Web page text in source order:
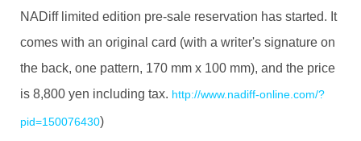
NADiff limited edition pre-sale reservation has started. It
comes with an original card (with a writer's signature on
the back, one pattern, 170 mm x 100 mm), and the price
is 8,800 yen including tax. http://www.nadiff-online.com/?
pid=150076430)